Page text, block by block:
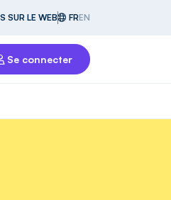
SUR LE WEB FREN
Se connecter